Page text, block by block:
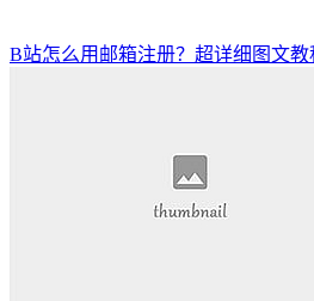
B站怎么用邮箱注册？超详细图文教